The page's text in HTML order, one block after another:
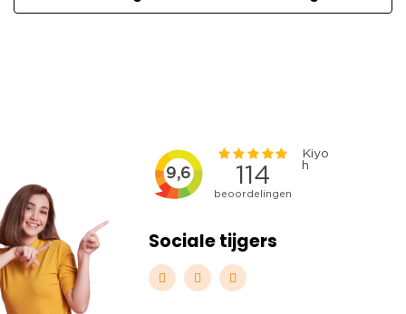
Sociale tijgers